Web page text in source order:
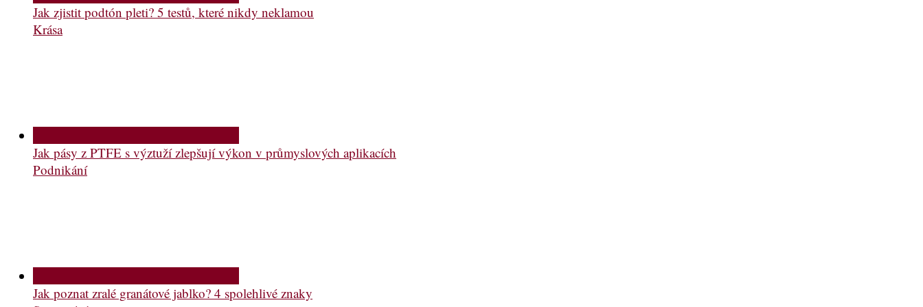
Jak zjistit podtón pleti? 5 testů, které nikdy neklamou
Krása
Jak pásy z PTFE s výztuží zlepšují výkon v průmyslových aplikacích
Podnikání
Jak poznat zralé granátové jablko? 4 spolehlivé znaky